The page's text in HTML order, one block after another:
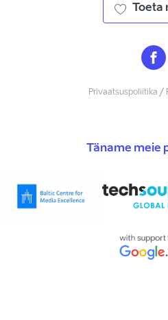
Toeta
Privaatsuspoliitika /
Täname meie